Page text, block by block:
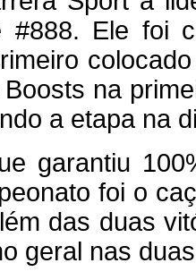
#888. Ele foi
na
a etapa na
garantiu
foi o
das duas
geral nas